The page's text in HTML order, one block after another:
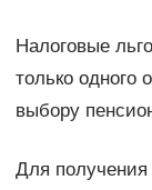
Налоговые
только одного
выбору
Для получения